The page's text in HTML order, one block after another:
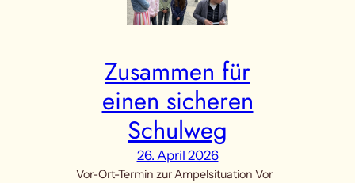
Zusammen für
einen sicheren
Schulweg
26. April 2026
Vor-Ort-Termin zur Ampelsituation Vor